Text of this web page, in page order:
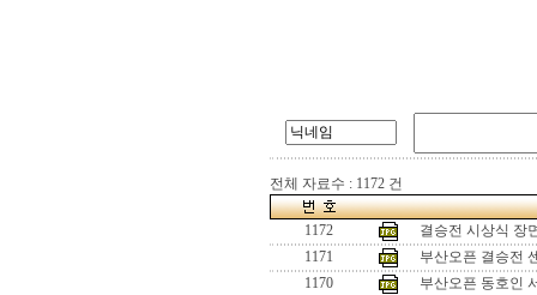
전체 자료수 : 1172 건
1172
결승전 시상식 장
1171
부산오픈 결승전
1170
부산오픈 동호인